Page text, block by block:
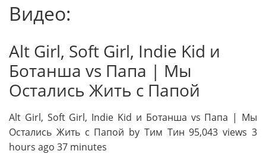
Видео:
Alt Girl, Soft Girl, Indie Kid и
Ботанша vs Папа | Мы
Остались Жить с Папой
Alt Girl, Soft Girl, Indie Kid и Ботанша vs Папа | Мы
Остались Жить с Папой by Тим Тин 95,043 views 3
hours ago 37 minutes